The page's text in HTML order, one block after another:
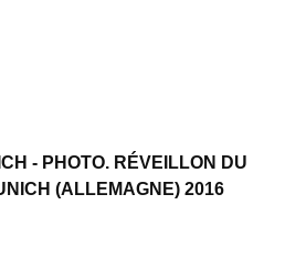
- PHOTO. RÉVEILLON DU
(ALLEMAGNE) 2016